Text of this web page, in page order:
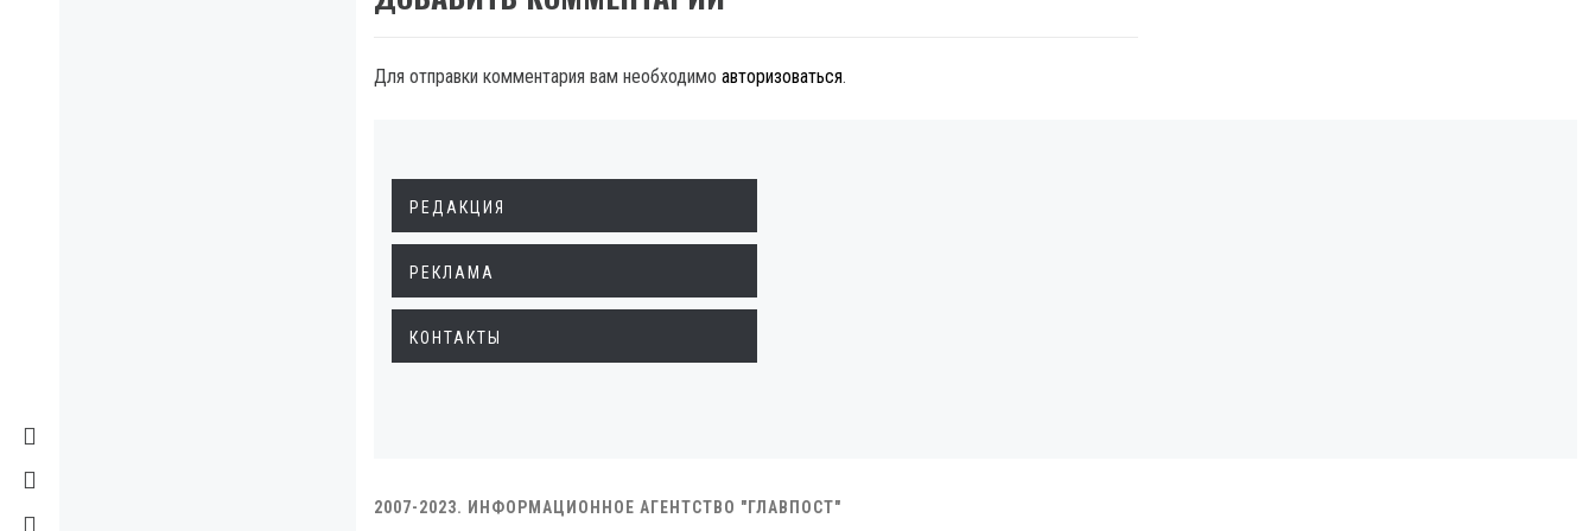
Для отправки комментария вам необходимо авторизоваться.
РЕДАКЦИЯ
РЕКЛАМА
КОНТАКТЫ
2007-2023. ИНФОРМАЦИОННОЕ АГЕНТСТВО "ГЛАВПОСТ"